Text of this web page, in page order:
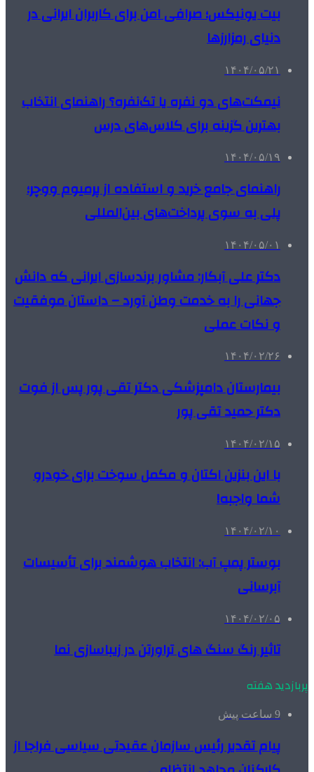
بیت یونیکس؛ صرافی امن برای کاربران ایرانی در
دنیای رمزارزها
۱۴۰۴/۰۵/۲۱
نیمکت‌های دو نفره یا تک‌نفره؟ راهنمای انتخاب
بهترین گزینه برای کلاس‌های درس
۱۴۰۴/۰۵/۱۹
راهنمای جامع خرید و استفاده از پرمیوم ووچر؛
پلی به سوی پرداخت‌های بین‌المللی
۱۴۰۴/۰۵/۰۱
دکتر علی آبکار: مشاور برندسازی ایرانی که دانش
جهانی را به خدمت وطن آورد – داستان موفقیت
و نکات عملی
۱۴۰۴/۰۲/۲۶
بیمارستان دامپزشکی دکتر تقی پور پس از فوت
دکتر حمید تقی پور
۱۴۰۴/۰۲/۱۵
با این بنزین اکتان و مکمل سوخت برای خودرو
شما واجبه!
۱۴۰۴/۰۲/۱۰
بوستر پمپ آب: انتخاب هوشمند برای تأسیسات
آبرسانی
۱۴۰۴/۰۲/۰۵
تاثیر رنگ سنگ های تراورتن در زیباسازی نما
پربازدید هفته
9 ساعت پیش
پیام تقدیر رئیس سازمان عقیدتی سیاسی فراجا از